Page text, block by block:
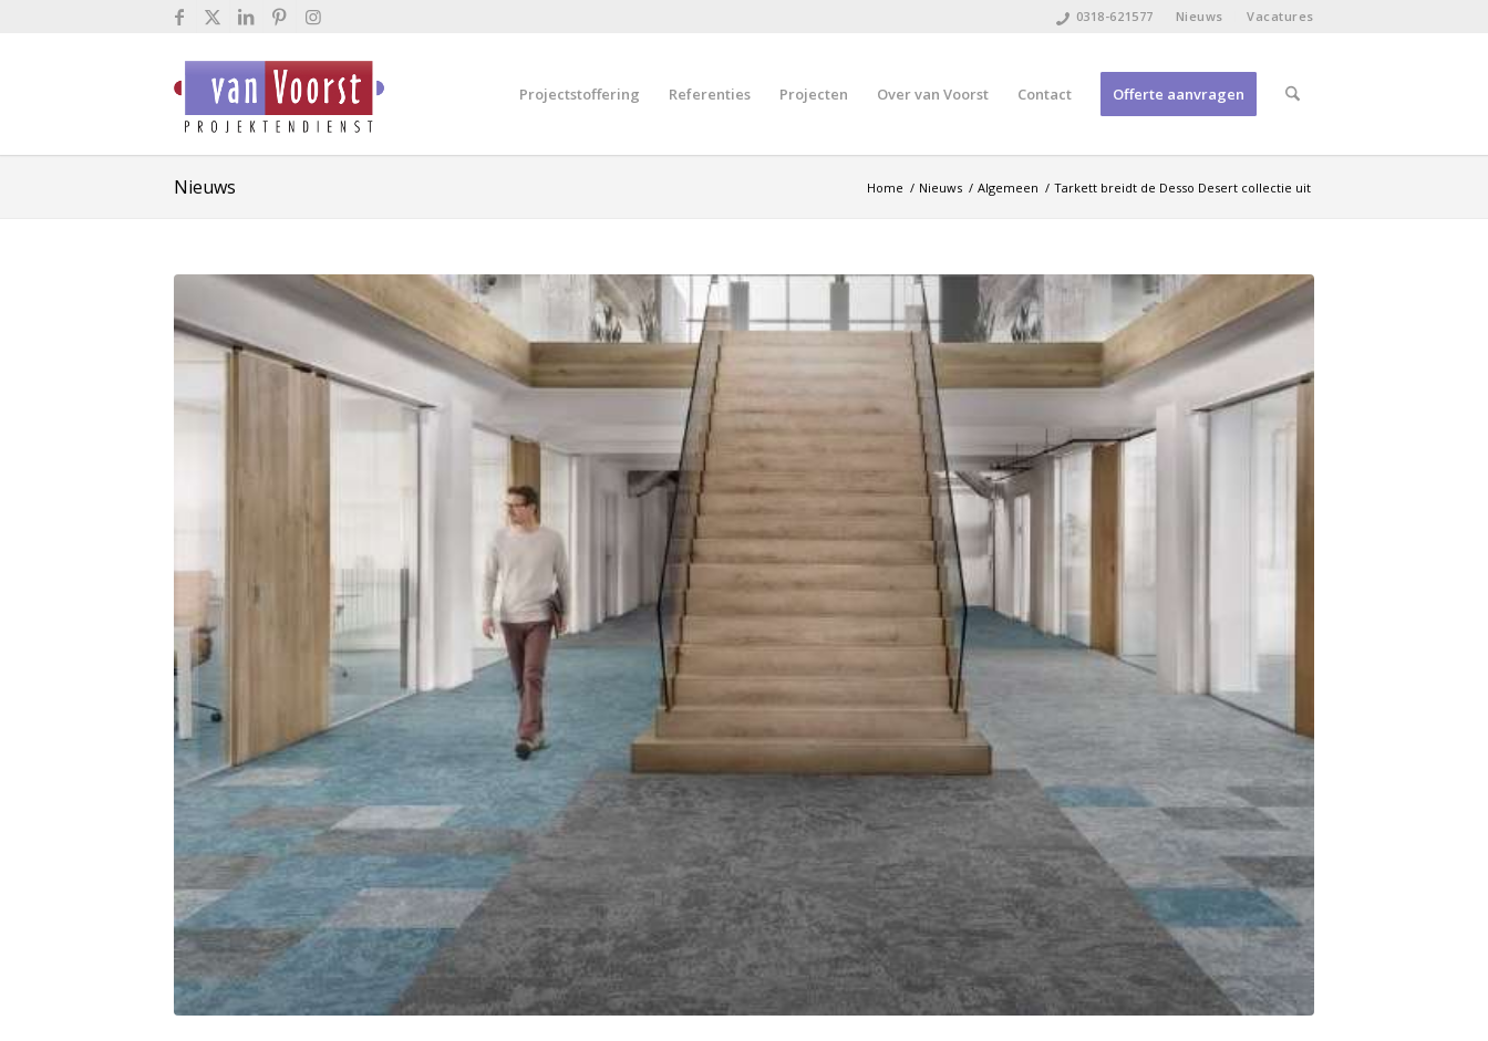
Nieuws Vacatures
0318-621577
Projectstoffering Referenties Projecten Over van Voorst Contact Offerte aanvragen
Nieuws Home / Nieuws / Algemeen / Tarkett breidt de Desso Desert collectie uit